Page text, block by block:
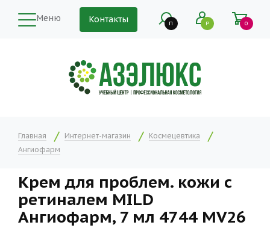
Меню Контакты П Р 0
Главная Интернет-магазин
Космецевтика
Ангиофарм
Крем для проблем. кожи с
ретиналем MILD
Ангиофарм, 7 мл 4744 MV26